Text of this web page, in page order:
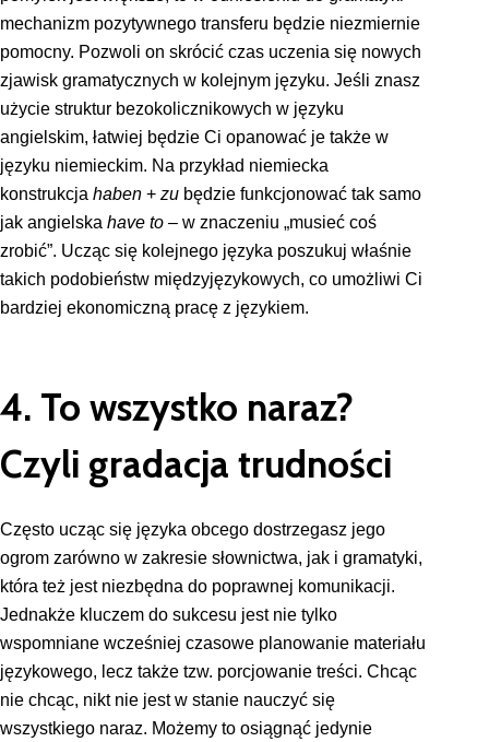
mechanizm pozytywnego transferu będzie niezmiernie
pomocny. Pozwoli on skrócić czas uczenia się nowych
zjawisk gramatycznych w kolejnym języku. Jeśli znasz
użycie struktur bezokolicznikowych w języku
angielskim, łatwiej będzie Ci opanować je także w
języku niemieckim. Na przykład niemiecka
konstrukcja haben + zu będzie funkcjonować tak samo
jak angielska have to – w znaczeniu „musieć coś
zrobić”. Ucząc się kolejnego języka poszukuj właśnie
takich podobieństw międzyjęzykowych, co umożliwi Ci
bardziej ekonomiczną pracę z językiem.
4. To wszystko naraz?
Czyli gradacja trudności
Często ucząc się języka obcego dostrzegasz jego
ogrom zarówno w zakresie słownictwa, jak i gramatyki,
która też jest niezbędna do poprawnej komunikacji.
Jednakże kluczem do sukcesu jest nie tylko
wspomniane wcześniej czasowe planowanie materiału
językowego, lecz także tzw. porcjowanie treści. Chcąc
nie chcąc, nikt nie jest w stanie nauczyć się
wszystkiego naraz. Możemy to osiągnąć jedynie